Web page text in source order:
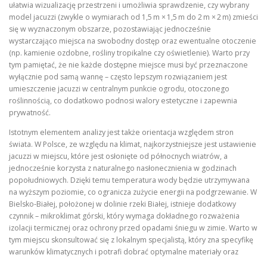
ułatwia wizualizację przestrzeni i umożliwia sprawdzenie, czy wybrany
model jacuzzi (zwykle o wymiarach od 1,5 m × 1,5 m do 2 m × 2 m) zmieści
się w wyznaczonym obszarze, pozostawiając jednocześnie
wystarczająco miejsca na swobodny dostęp oraz ewentualne otoczenie
(np. kamienie ozdobne, rośliny tropikalne czy oświetlenie). Warto przy
tym pamiętać, że nie każde dostępne miejsce musi być przeznaczone
wyłącznie pod samą wannę – często lepszym rozwiązaniem jest
umieszczenie jacuzzi w centralnym punkcie ogrodu, otoczonego
roślinnością, co dodatkowo podnosi walory estetyczne i zapewnia
prywatność.
Istotnym elementem analizy jest także orientacja względem stron
świata. W Polsce, ze względu na klimat, najkorzystniejsze jest ustawienie
jacuzzi w miejscu, które jest osłonięte od północnych wiatrów, a
jednocześnie korzysta z naturalnego nasłonecznienia w godzinach
popołudniowych. Dzięki temu temperatura wody będzie utrzymywana
na wyższym poziomie, co ogranicza zużycie energii na podgrzewanie. W
Bielsko‑Białej, położonej w dolinie rzeki Białej, istnieje dodatkowy
czynnik – mikroklimat górski, który wymaga dokładnego rozważenia
izolacji termicznej oraz ochrony przed opadami śniegu w zimie. Warto w
tym miejscu skonsultować się z lokalnym specjalistą, który zna specyfikę
warunków klimatycznych i potrafi dobrać optymalne materiały oraz